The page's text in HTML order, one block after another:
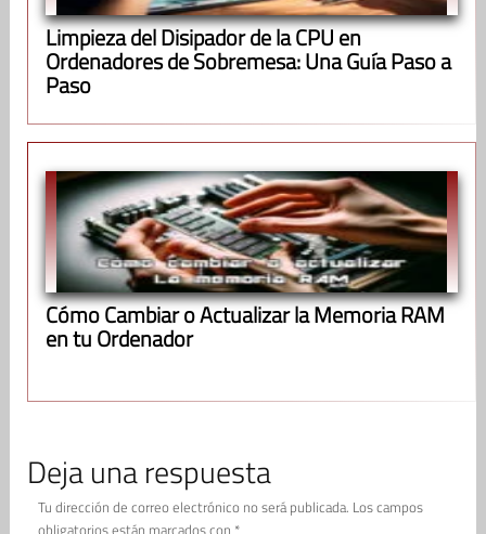
Limpieza del Disipador de la CPU en
Ordenadores de Sobremesa: Una Guía Paso a
Paso
Cómo Cambiar o Actualizar la Memoria RAM
en tu Ordenador
Deja una respuesta
Tu dirección de correo electrónico no será publicada. Los campos